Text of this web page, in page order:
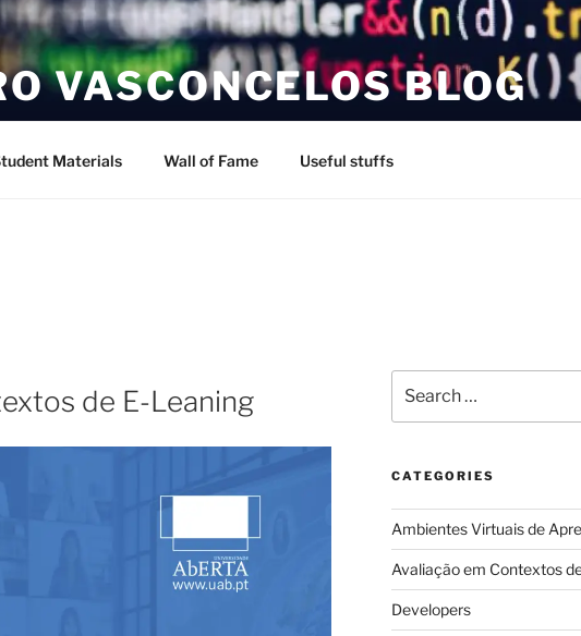
VASCONCELOS BLOG
Materials Wall of Fame Useful stuffs
de E-Leaning
for:
CATEGORIES
Ambientes Virtuais de
Avaliação em Contextos
Developers